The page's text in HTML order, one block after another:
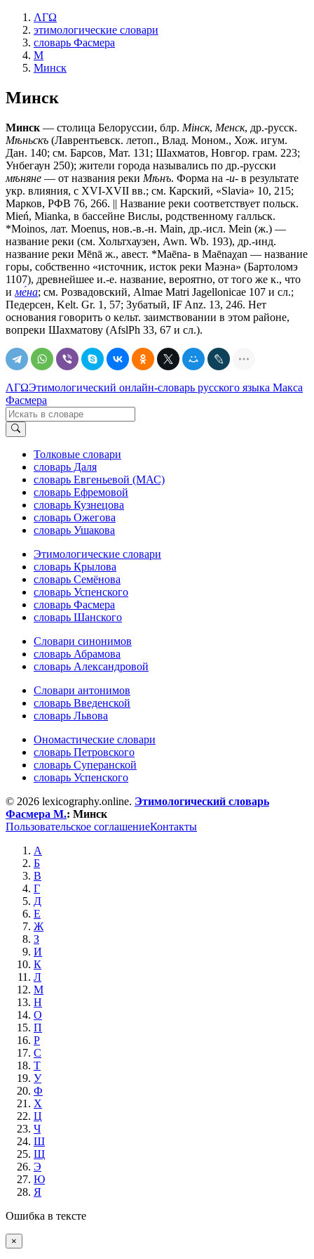
ΛΓΩ
этимологические словари
словарь Фасмера
М
Минск
Минск
Минск — столица Белоруссии, блр. Мiнск, Менск, др.-русск.
Мѣньскъ (Лаврентьевск. летоп., Влад. Моном., Хож. игум.
Дан. 140; см. Барсов, Мат. 131; Шахматов, Новгор. грам. 223;
Унбегаун 250); жители города назывались по др.-русски
мѣняне — от названия реки Мѣнъ. Форма на -и- в результате
укр. влияния, с XVI-XVII вв.; см. Карский, «Slavia» 10, 215;
Марков, РФВ 76, 266. || Название реки соответствует польск.
Мiеń, Мiаnkа, в бассейне Вислы, родственному галльск.
*Моinоs, лат. Моеnus, нов.-в.-н. Маin, др.-исл. Меin (ж.) —
название реки (см. Хольтхаузен, Awn. Wb. 193), др.-инд.
название реки Мēnā ж., авест. *Маēnа- в Маēnаχаn — название
горы, собственно «источник, исток реки Маэна» (Бартоломэ
1107), древнейшее и.-е. название, вероятно, от того же к., что
и ме́на; см. Розвадовский, Аlmае Маtri Jagellonicae 107 и сл.;
Педерсен, Kelt. Gr. 1, 57; Зубатый, IF Anz. 13, 246. Нет
основания говорить о кельт. заимствовании в этом районе,
вопреки Шахматову (AfslPh 33, 67 и сл.).
ΛΓΩЭтимологический онлайн-словарь русского языка Макса
Фасмера
Толковые словари
словарь Даля
словарь Евгеньевой (МАС)
словарь Ефремовой
словарь Кузнецова
словарь Ожегова
словарь Ушакова
Этимологические словари
словарь Крылова
словарь Семёнова
словарь Успенского
словарь Фасмера
словарь Шанского
Словари синонимов
словарь Абрамова
словарь Александровой
Словари антонимов
словарь Введенской
словарь Львова
Ономастические словари
словарь Петровского
словарь Суперанской
словарь Успенского
© 2026 lexicography.online. Этимологический словарь
Фасмера М.: Минск
Пользовательское соглашениеКонтакты
А
Б
В
Г
Д
Е
Ж
З
И
К
Л
М
Н
О
П
Р
С
Т
У
Ф
Х
Ц
Ч
Ш
Щ
Э
Ю
Я
Ошибка в тексте
×